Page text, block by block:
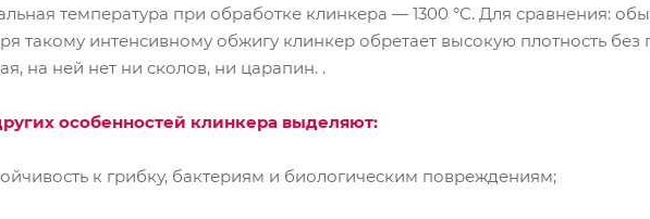
температура при обработке клинкера — 1300 °C. Для сравнения:
такому интенсивному обжигу клинкер обретает высокую плотность
на ней нет ни сколов, ни царапин. .
особенностей клинкера выделяют:
к грибку, бактериям и биологическим повреждениям;